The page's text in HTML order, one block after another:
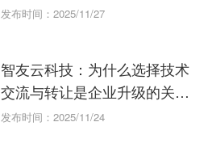
发布时间：2025/11/27
智友云科技：为什么选择技术
交流与转让是企业升级的关
键？
发布时间：2025/11/24